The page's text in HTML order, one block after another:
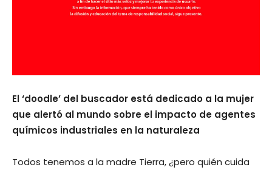
El ‘doodle’ del buscador está dedicado a la mujer
que alertó al mundo sobre el impacto de agentes
químicos industriales en la naturaleza
Todos tenemos a la madre Tierra, ¿pero quién cuida